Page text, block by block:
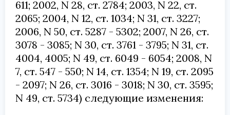
611; 2002, N 28, ст. 2784; 2003, N 22, ст.
2065; 2004, N 12, ст. 1034; N 31, ст. 3227;
2006, N 50, ст. 5287 - 5302; 2007, N 26, ст.
3078 - 3085; N 30, ст. 3761 - 3795; N 31, ст.
4004, 4005; N 49, ст. 6049 - 6054; 2008, N
7, ст. 547 - 550; N 14, ст. 1354; N 19, ст. 2095
- 2097; N 26, ст. 3016 - 3018; N 30, ст. 3595;
N 49, ст. 5734) следующие изменения: